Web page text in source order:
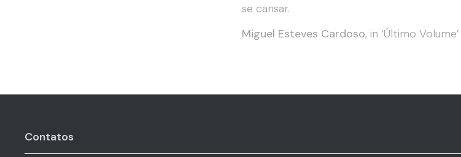
se cansar.
Miguel Esteves Cardoso, in ‘Último Volume’
Contatos